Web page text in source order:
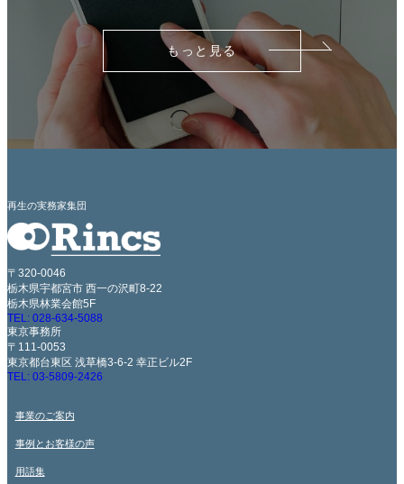
もっと見る
再生の実務家集団
〒320-0046
栃木県宇都宮市 西一の沢町8-22
栃木県林業会館5F
TEL: 028-634-5088
東京事務所
〒111-0053
東京都台東区 浅草橋3-6-2 幸正ビル2F
TEL: 03-5809-2426
事業のご案内
事例とお客様の声
用語集